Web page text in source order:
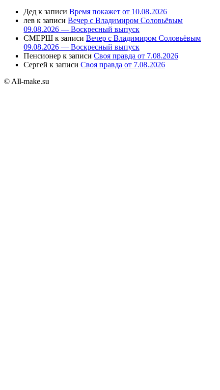
Дед к записи Время покажет от 10.08.2026
лев к записи Вечер с Владимиром Соловьёвым
09.08.2026 — Воскресный выпуск
СМЕРШ к записи Вечер с Владимиром Соловьёвым
09.08.2026 — Воскресный выпуск
Пенсионер к записи Своя правда от 7.08.2026
Сергей к записи Своя правда от 7.08.2026
© All-make.su